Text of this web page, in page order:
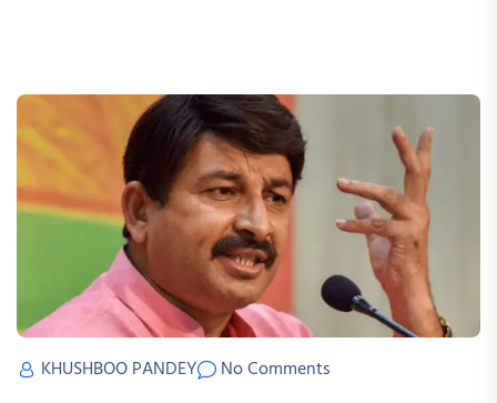
KHUSHBOO PANDEY
No Comments